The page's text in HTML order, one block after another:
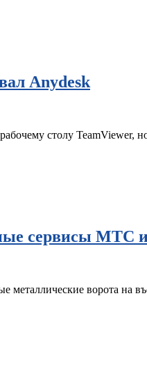
Anydesk
столу
сервисы МТС и
ворота на